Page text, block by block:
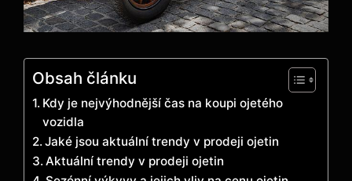
Obsah článku
Kdy je nejvýhodnější čas na koupi ojetého
vozidla
Jaké jsou aktuální trendy v prodeji ojetin
Aktuální trendy v prodeji ojetin